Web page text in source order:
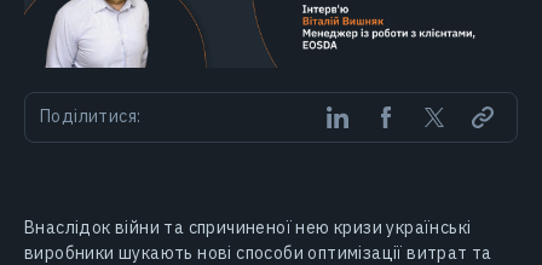
Поділитися:
Внаслідок війни та спричиненої нею кризи українські
виробники шукають нові способи оптимізації витрат та